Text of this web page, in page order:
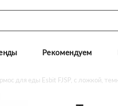
Рекомендуем
для еды Esbit FJSP, c ложкой,